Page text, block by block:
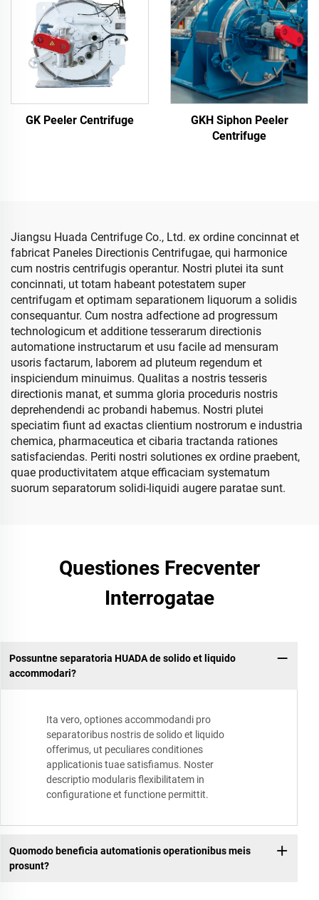
GK Peeler Centrifuge
GKH Siphon Peeler
Centrifuge
Jiangsu Huada Centrifuge Co., Ltd. ex ordine concinnat et
fabricat Paneles Directionis Centrifugae, qui harmonice
cum nostris centrifugis operantur. Nostri plutei ita sunt
concinnati, ut totam habeant potestatem super
centrifugam et optimam separationem liquorum a solidis
consequantur. Cum nostra adfectione ad progressum
technologicum et additione tesserarum directionis
automatione instructarum et usu facile ad mensuram
usoris factarum, laborem ad pluteum regendum et
inspiciendum minuimus. Qualitas a nostris tesseris
directionis manat, et summa gloria proceduris nostris
deprehendendi ac probandi habemus. Nostri plutei
speciatim fiunt ad exactas clientium nostrorum e industria
chemica, pharmaceutica et cibaria tractanda rationes
satisfaciendas. Periti nostri solutiones ex ordine praebent,
quae productivitatem atque efficaciam systematum
suorum separatorum solidi-liquidi augere paratae sunt.
Questiones Frecventer
Interrogatae
Possuntne separatoria HUADA de solido et liquido
accommodari?
Ita vero, optiones accommodandi pro
separatoribus nostris de solido et liquido
offerimus, ut peculiares conditiones
applicationis tuae satisfiamus. Noster
descriptio modularis flexibilitatem in
configuratione et functione permittit.
Quomodo beneficia automationis operationibus meis
prosunt?